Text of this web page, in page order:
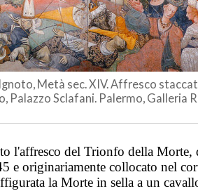
Metà sec. XIV. Affresco
Palazzo Sclafani. Palermo, Galleria
l'affresco del Trionfo della
e originariamente collocato nel
la Morte in sella a un